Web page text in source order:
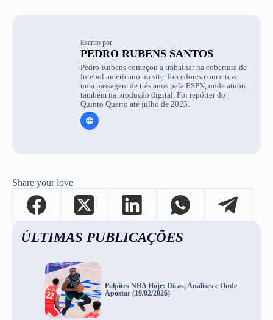
Escrito por
PEDRO RUBENS SANTOS
Pedro Rubens começou a trabalhar na cobertura de
futebol americano no site Torcedores.com e teve
uma passagem de três anos pela ESPN, onde atuou
também na produção digital. Foi repórter do
Quinto Quarto até julho de 2023.
Share your love
ÚLTIMAS PUBLICAÇÕES
Palpites NBA Hoje: Dicas, Análises e Onde
Apostar (19/02/2026)